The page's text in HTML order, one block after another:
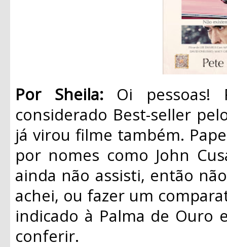
Por Sheila:Oi pessoas!
considerado Best-seller
já virou filme também.
por nomes como John
ainda não assisti, então
achei, ou fazer um
indicado à Palma de Ouro
conferir.